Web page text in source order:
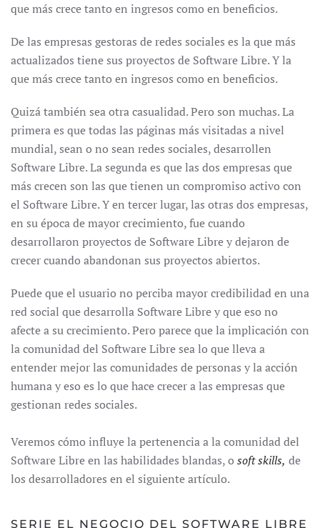
que más crece tanto en ingresos como en beneficios.
De las empresas gestoras de redes sociales es la que más
actualizados tiene sus proyectos de Software Libre. Y la
que más crece tanto en ingresos como en beneficios.
Quizá también sea otra casualidad. Pero son muchas. La
primera es que todas las páginas más visitadas a nivel
mundial, sean o no sean redes sociales, desarrollen
Software Libre. La segunda es que las dos empresas que
más crecen son las que tienen un compromiso activo con
el Software Libre. Y en tercer lugar, las otras dos empresas,
en su época de mayor crecimiento, fue cuando
desarrollaron proyectos de Software Libre y dejaron de
crecer cuando abandonan sus proyectos abiertos.
Puede que el usuario no perciba mayor credibilidad en una
red social que desarrolla Software Libre y que eso no
afecte a su crecimiento. Pero parece que la implicación con
la comunidad del Software Libre sea lo que lleva a
entender mejor las comunidades de personas y la acción
humana y eso es lo que hace crecer a las empresas que
gestionan redes sociales.
Veremos cómo influye la pertenencia a la comunidad del
Software Libre en las habilidades blandas, o soft skills, de
los desarrolladores en el siguiente artículo.
SERIE EL NEGOCIO DEL SOFTWARE LIBRE